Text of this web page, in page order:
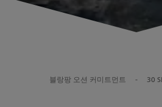
블랑팡 오션 커미트먼트 - 30